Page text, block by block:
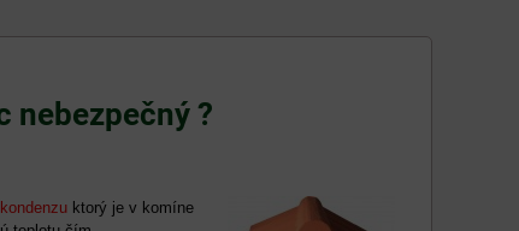
nebezpečný ?
ktorý je v komíne